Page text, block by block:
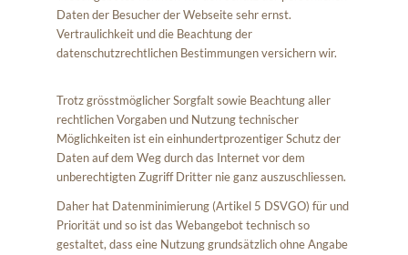
Daten der Besucher der Webseite sehr ernst.
Vertraulichkeit und die Beachtung der
datenschutzrechtlichen Bestimmungen versichern wir.
Trotz grösstmöglicher Sorgfalt sowie Beachtung aller
rechtlichen Vorgaben und Nutzung technischer
Möglichkeiten ist ein einhundertprozentiger Schutz der
Daten auf dem Weg durch das Internet vor dem
unberechtigten Zugriff Dritter nie ganz auszuschliessen.
Daher hat Datenminimierung (Artikel 5 DSVGO) für und
Priorität und so ist das Webangebot technisch so
gestaltet, dass eine Nutzung grundsätzlich ohne Angabe